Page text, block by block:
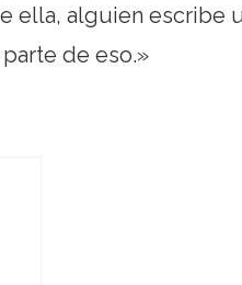
ella, alguien escribe
de eso.»